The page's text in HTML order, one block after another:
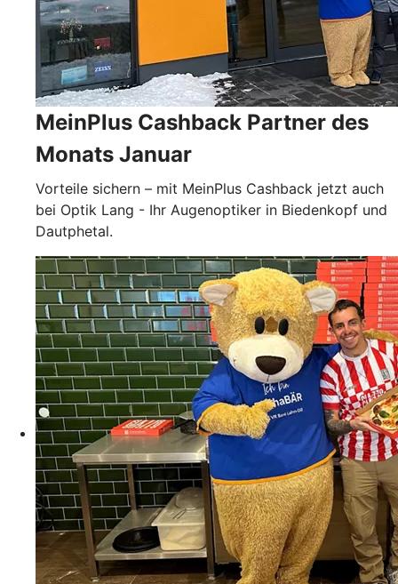
MeinPlus Cashback Partner des
Monats Januar
Vorteile sichern – mit MeinPlus Cashback jetzt auch
bei Optik Lang - Ihr Augenoptiker in Biedenkopf und
Dautphetal.